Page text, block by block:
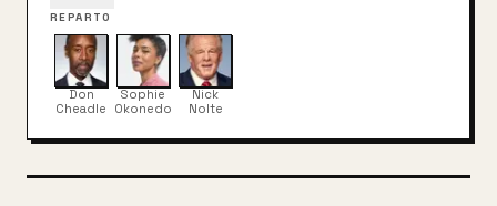
matanza entre las dos etnias. Paul, que es hutu,
trabaja como gerente de un hotel de Kigali y,
cuando empiezan los disturbios, decide que el mejor
refugio es precisamente el hotel. Y hacia allí
organiza una huida desesperada acompañado no
sólo de su familia, sino también de sus vecinos
REPARTO
Don
Cheadle
Sophie
Okonedo
Nick
Nolte